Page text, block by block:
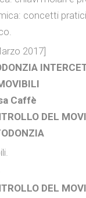
concetti
2017]
Caffè
DEL
DEL